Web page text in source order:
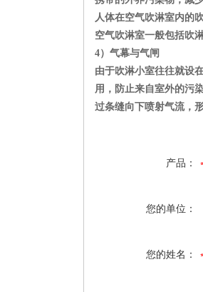
人体在空气吹淋室内的
空气吹淋室一般包括吹
4）气幕与气闸
由于吹淋小室往往就设
用，防止来自室外的污
过条缝向下喷射气流，
产品：
您的单位：
您的姓名：